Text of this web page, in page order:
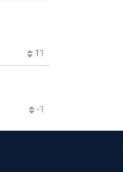
11
-1